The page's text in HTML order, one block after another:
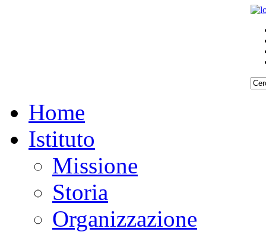
Home
Istituto
Missione
Storia
Organizzazione